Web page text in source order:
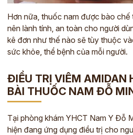
Hơn nữa, thuốc nam được bào
nên lành tính, an toàn cho người
kê đơn như thế nào sẽ tùy thuộc
sức khỏe, thể bệnh của mỗi người.
ĐIỀU TRỊ VIÊM AMIDAN
BÀI THUỐC NAM ĐỖ
Tại phòng khám YHCT Nam Y Đỗ
hiện đang ứng dụng điều trị cho